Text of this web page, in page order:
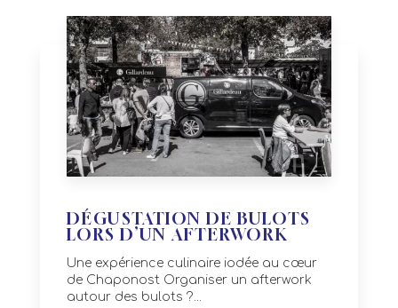
DÉGUSTATION DE BULOTS
LORS D’UN AFTERWORK
Une expérience culinaire iodée au cœur
de Chaponost Organiser un afterwork
autour des bulots ?...